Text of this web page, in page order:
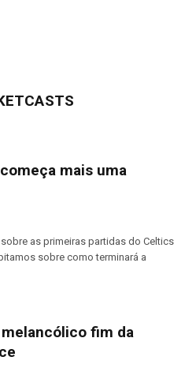
mais uma
as primeiras partidas do Celtics
sobre como terminará a
fim da